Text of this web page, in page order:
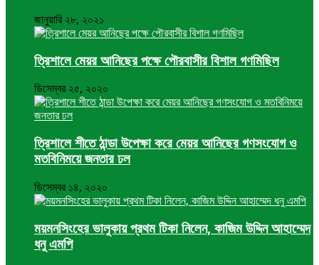
জানুয়ারি ২৮, ২০২১
ত্রিশালে মেয়র আনিছের পক্ষে পৌরবাসীর বিশাল গণমিছিল
ডিসেম্বর ২৫, ২০২০
ত্রিশালে শীতে ঠান্ডা উপেক্ষা করে মেয়র আনিছের গণসংযোগ ও
মতবিনিময়ে জনতার ঢল
ডিসেম্বর ১৪, ২০২০
ময়মনসিংহের ভালুকায় প্রথম টিকা নিলেন, কাজিম উদ্দিন আহাম্মেদ
ধনু এমপি